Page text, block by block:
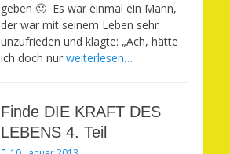
geben 🙂 Es war einmal ein Mann,
der war mit seinem Leben sehr
unzufrieden und klagte: „Ach, hätte
ich doch nur weiterlesen…
Finde DIE KRAFT DES
LEBENS 4. Teil